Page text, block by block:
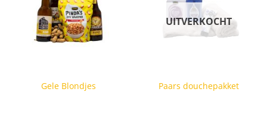
Gele Blondjes
UITVERKOCHT
Paars douchepakket